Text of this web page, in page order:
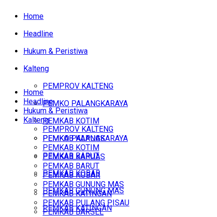
Home
Headline
Hukum & Peristiwa
Kalteng
PEMPROV KALTENG
PEMKO PALANGKARAYA
PEMKAB KOTIM
PEMKAB KAPUAS
PEMKAB BARUT
PEMKAB KOBAR
PEMKAB GUNUNG MAS
PEMKAB KATINGAN
Home
Headline
Hukum & Peristiwa
Kalteng
PEMPROV KALTENG
PEMKO PALANGKARAYA
PEMKAB KOTIM
PEMKAB KAPUAS
PEMKAB BARUT
PEMKAB KOBAR
PEMKAB GUNUNG MAS
PEMKAB KATINGAN
PEMKAB PULANG PISAU
PEMKAB BARSEL